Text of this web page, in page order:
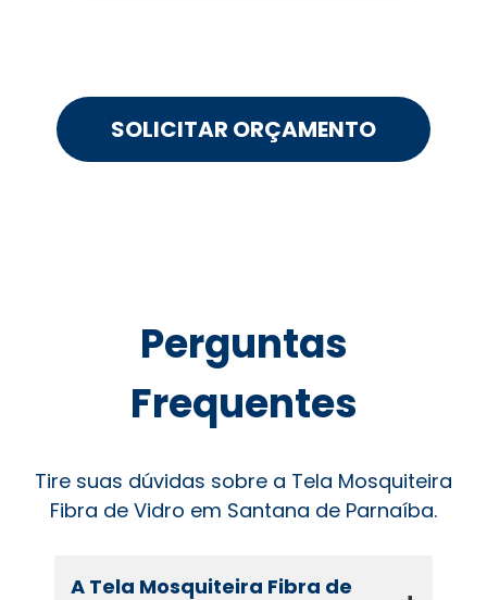
SOLICITAR ORÇAMENTO
Perguntas
Frequentes
Tire suas dúvidas sobre a Tela Mosquiteira
Fibra de Vidro em Santana de Parnaíba.
A Tela Mosquiteira Fibra de